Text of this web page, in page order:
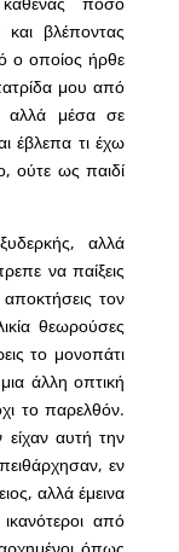
βλέποντας
ο οποίος ήρθε
μου από
αλλά μέσα σε
έβλεπα τι έχω
ούτε ως παιδί
αλλά
να παίξεις
τον
θεωρούσες
το μονοπάτι
άλλη οπτική
το παρελθόν.
είχαν αυτή την
εν
αλλά έμεινα
από